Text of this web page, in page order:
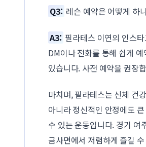
Q3: 레슨 예약은 어떻게 하
A3: 필라테스 이연의 인스
DM이나 전화를 통해 쉽게 예
있습니다. 사전 예약을 권장
마치며, 필라테스는 신체 건
아니라 정신적인 안정에도
수 있는 운동입니다. 경기 여
금사면에서 저렴하게 즐길